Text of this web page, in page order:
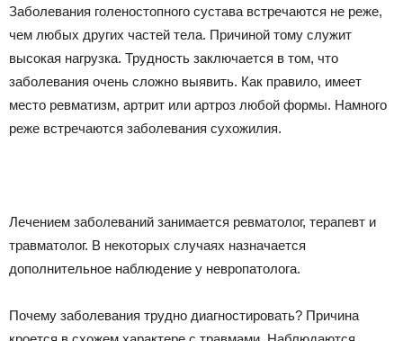
Заболевания голеностопного сустава встречаются не реже,
чем любых других частей тела. Причиной тому служит
высокая нагрузка. Трудность заключается в том, что
заболевания очень сложно выявить. Как правило, имеет
место ревматизм, артрит или артроз любой формы. Намного
реже встречаются заболевания сухожилия.
Лечением заболеваний занимается ревматолог, терапевт и
травматолог. В некоторых случаях назначается
дополнительное наблюдение у невропатолога.
Почему заболевания трудно диагностировать? Причина